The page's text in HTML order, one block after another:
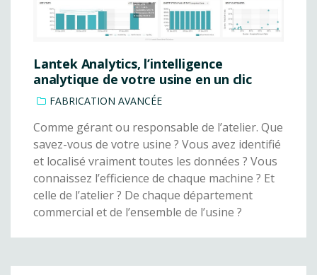
Lantek Analytics, l’intelligence
analytique de votre usine en un clic
FABRICATION AVANCÉE
Comme gérant ou responsable de l’atelier. Que
savez-vous de votre usine ? Vous avez identifié
et localisé vraiment toutes les données ? Vous
connaissez l’efficience de chaque machine ? Et
celle de l’atelier ? De chaque département
commercial et de l’ensemble de l’usine ?